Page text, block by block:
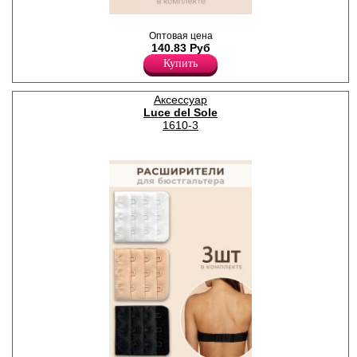
бюстгальтера, выполнен из
прочного материала.
Увеличивает до 7 см в
обхвате под грудью. В
комплекте 3 универсальных
цвета: белый, бежевый,
Полиэстер 100%
Оптовая цена
140.83 Руб
Купить
Аксессуар
Luce del Sole
1610-3